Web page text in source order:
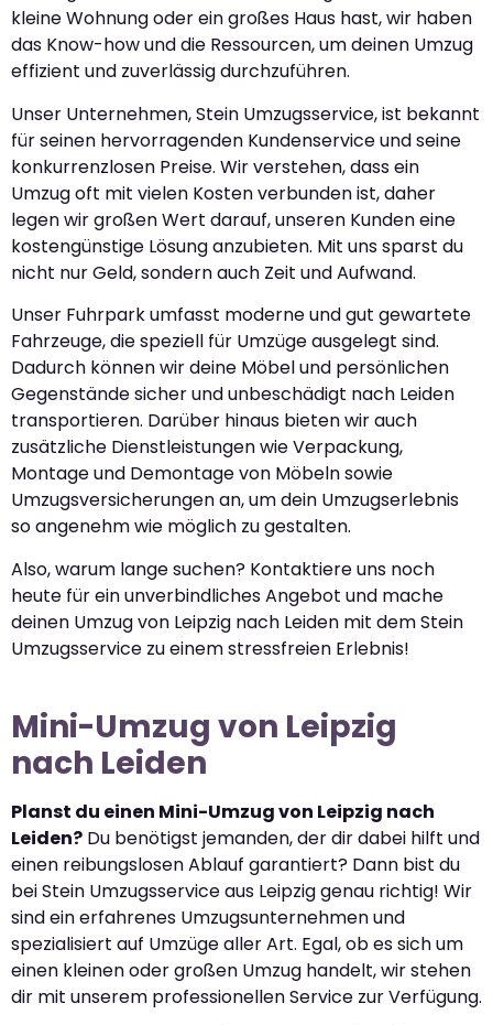
kleine Wohnung oder ein großes Haus hast, wir haben
das Know-how und die Ressourcen, um deinen Umzug
effizient und zuverlässig durchzuführen.
Unser Unternehmen, Stein Umzugsservice, ist bekannt
für seinen hervorragenden Kundenservice und seine
konkurrenzlosen Preise. Wir verstehen, dass ein
Umzug oft mit vielen Kosten verbunden ist, daher
legen wir großen Wert darauf, unseren Kunden eine
kostengünstige Lösung anzubieten. Mit uns sparst du
nicht nur Geld, sondern auch Zeit und Aufwand.
Unser Fuhrpark umfasst moderne und gut gewartete
Fahrzeuge, die speziell für Umzüge ausgelegt sind.
Dadurch können wir deine Möbel und persönlichen
Gegenstände sicher und unbeschädigt nach Leiden
transportieren. Darüber hinaus bieten wir auch
zusätzliche Dienstleistungen wie Verpackung,
Montage und Demontage von Möbeln sowie
Umzugsversicherungen an, um dein Umzugserlebnis
so angenehm wie möglich zu gestalten.
Also, warum lange suchen? Kontaktiere uns noch
heute für ein unverbindliches Angebot und mache
deinen Umzug von Leipzig nach Leiden mit dem Stein
Umzugsservice zu einem stressfreien Erlebnis!
Mini-Umzug von Leipzig
nach Leiden
Planst du einen Mini-Umzug von Leipzig nach
Leiden? Du benötigst jemanden, der dir dabei hilft und
einen reibungslosen Ablauf garantiert? Dann bist du
bei Stein Umzugsservice aus Leipzig genau richtig! Wir
sind ein erfahrenes Umzugsunternehmen und
spezialisiert auf Umzüge aller Art. Egal, ob es sich um
einen kleinen oder großen Umzug handelt, wir stehen
dir mit unserem professionellen Service zur Verfügung.